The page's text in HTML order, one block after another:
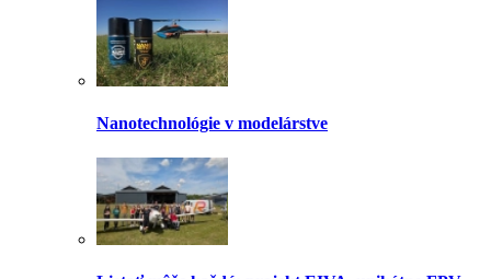
Nanotechnológie v modelárstve